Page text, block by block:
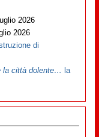
2026
2026
di
la città dolente… la